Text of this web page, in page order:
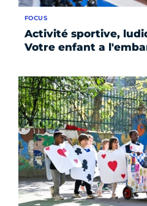
Activité sportive,
Votre enfant a
FOCUS